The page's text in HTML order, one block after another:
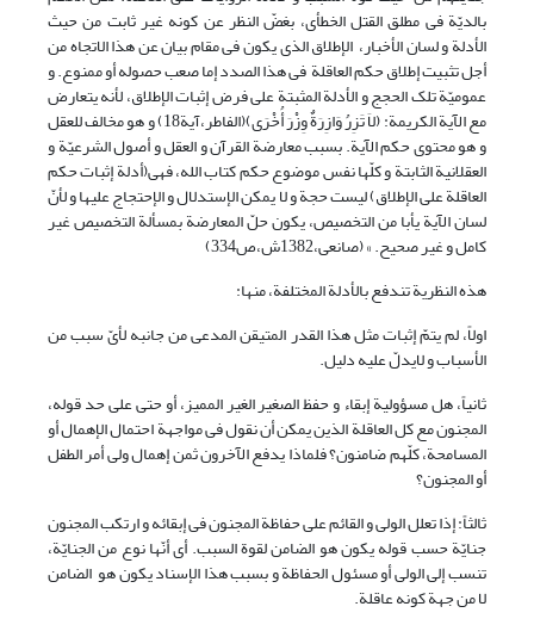
بالدیّة فی مطلق القتل الخطأی، بغضّ النظر عن کونه غیر ثابت من حیث
الأدلة و لسان الأخبار، الإطلاق الذی یکون فی مقام بیان عن هذا الاتجاه من
أجل تثبیت إطلاق حکم العاقلة فی هذا الصدد إما صعب حصوله أو ممنوع. و
عمومیّة تلک الحجج و الأدلة المثبتة على فرض إثبات الإطلاق، لأنه یتعارض
مع الآیة الکریمة: (لاَ تَزِرُ وَازِرَةٌ وِزْرَ أُخْرَى)(الفاطر،آیة18) و هو مخالف للعقل
و هو محتوى حکم الآیة. بسبب معارضة القرآن و العقل و أصول الشرعیّة و
العقلانیة الثابتة و کلّها نفس موضوع حکم کتاب الله، فهی(أدلة إثبات حکم
العاقلة علی الإطلاق) لیست حجة و لا یمکن الإستدلال و الإحتجاج علیها و لأنّ
لسان الآیة یأبا من التخصیص، یکون حلّ المعارضة بمسألة التخصیص غیر
کامل و غیر صحیح. » (صانعی،1382ش،ص334)
هذه النظریة تندفع بالأدلة المختلفة، منها:
اولاً، لم یتمّ إثبات مثل هذا القدر المتیقن المدعی من جانبه لأیّ سبب من
الأسباب و لایدلّ علیه دلیل.
ثانیاً، هل مسؤولیة إبقاء و حفظ الصغیر الغیر الممیز، أو حتى على حد قوله،
المجنون مع کل العاقلة الذین یمکن أن نقول فی مواجهة احتمال الإهمال أو
المسامحة، کلّهم ​​ضامنون؟ فلماذا یدفع الآخرون ثمن إهمال ولی أمر الطفل
أو المجنون؟
ثالثاً: إذا تعلل الولی و القائم على حفاظة المجنون فی إبقائه و ارتکب المجنون
جنایّة حسب قوله یکون هو الضامن لقوة السبب. أی أنّها نوع من الجنایّة،
تنسب إلى الولی أو مسئول الحفاظة و بسبب هذا الإسناد یکون هو الضامن
لا من جهة کونه عاقلة.